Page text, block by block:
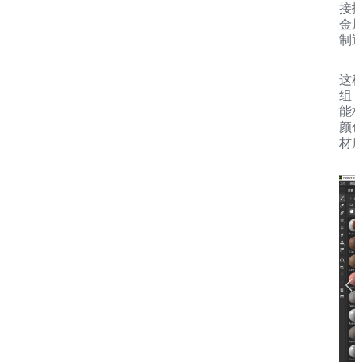
接
金
制
这
组
能
颜
材